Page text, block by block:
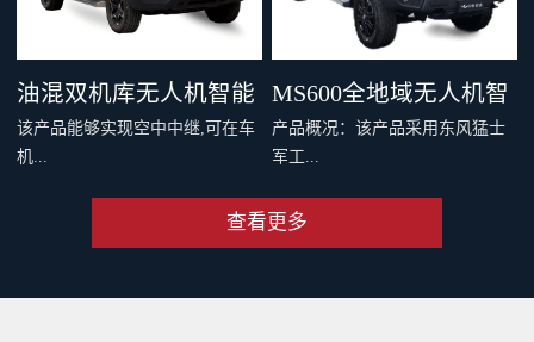
系统。支持40公里O4图传，远距
对复杂环境。双PSDK接口，支持
更多负载拓展。Delivery App、大
疆司运、全新大疆运服App，多
限。智能安全系统与防护性能，
从容应对复杂场最全大候运输。
油混双机库无人机智能
巡检车（面议）
该产品能够实现空中中继,可在车
机...
机自动补能、无人机户外快速部
MS600全地域无人机智
能巡检作业车（面议）
产品概况：该产品采用东风猛士
军工...
集成车载无人机巡检软硬件系
查看更多